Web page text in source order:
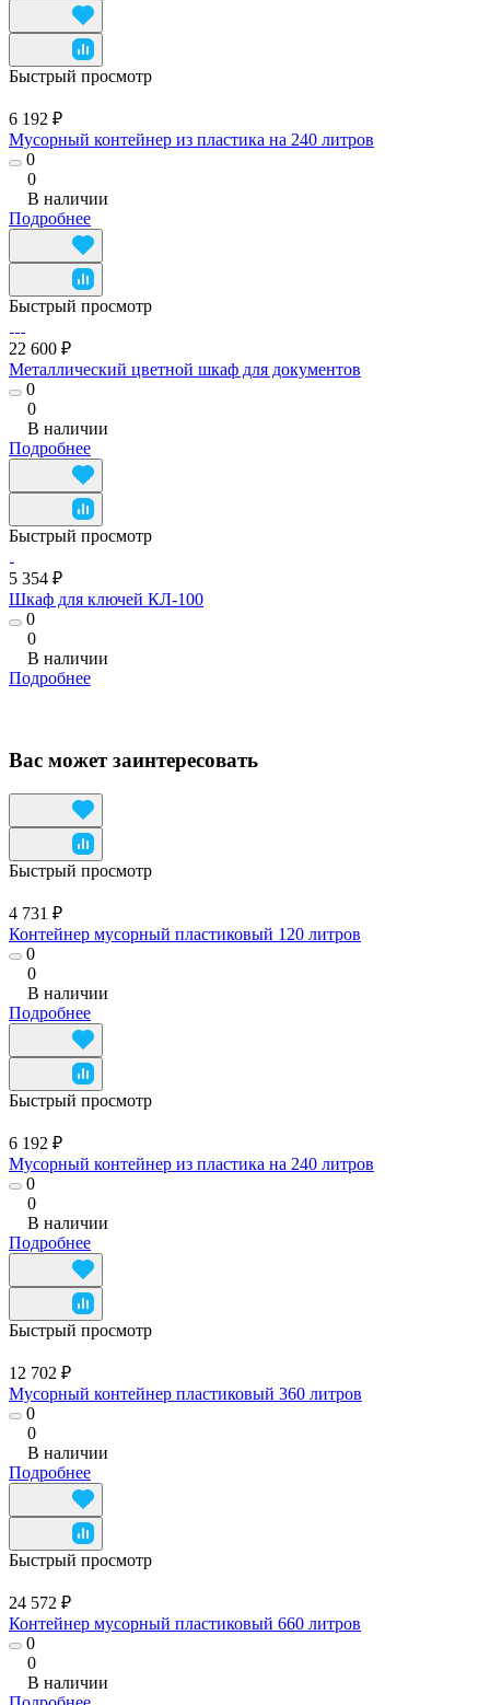
Быстрый просмотр
6 192 ₽
Мусорный контейнер из пластика на 240 литров
0
0
В наличии
Подробнее
Быстрый просмотр
22 600 ₽
Металлический цветной шкаф для документов
0
0
В наличии
Подробнее
Быстрый просмотр
5 354 ₽
Шкаф для ключей КЛ-100
0
0
В наличии
Подробнее
Вас может заинтересовать
Быстрый просмотр
4 731 ₽
Контейнер мусорный пластиковый 120 литров
0
0
В наличии
Подробнее
Быстрый просмотр
6 192 ₽
Мусорный контейнер из пластика на 240 литров
0
0
В наличии
Подробнее
Быстрый просмотр
12 702 ₽
Мусорный контейнер пластиковый 360 литров
0
0
В наличии
Подробнее
Быстрый просмотр
24 572 ₽
Контейнер мусорный пластиковый 660 литров
0
0
В наличии